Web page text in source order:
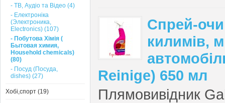
- ТВ, Аудіо та Відео (4)
- Електроніка
(Электроника,
Еlectronics) (107)
- Побутова Хімія (
Бытовая химия,
Household chemicals)
(80)
- Посуд (Посуда,
dishes) (27)
Хобі,спорт (19)
Спрей-
килимів,
Reinige) 650 мл
Плямовивідник